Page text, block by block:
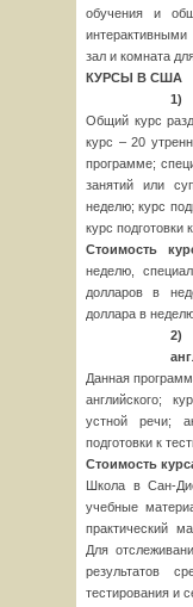
обучения и
зал и комната
КУРСЫ В США
Общий курс
курс – 20
программе;
занятий или
неделю; курс
курс подготовки
Стоимость
неделю,
долларов в
доллара в
Данная
английского;
устной речи;
подготовки к
Стоимость
Школа в Сан-
учебные
практический
Для
результатов
тестирования и